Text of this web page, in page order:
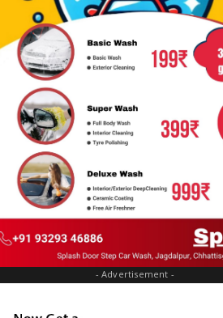
- Advertisement -